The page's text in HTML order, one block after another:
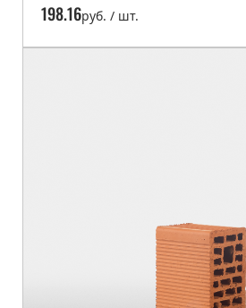
198.16руб. / шт.